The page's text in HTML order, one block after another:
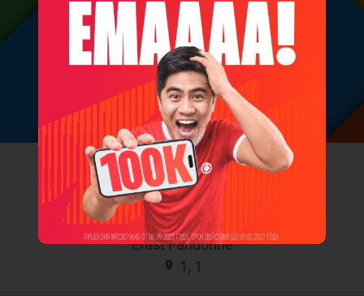
Fandorine
Erast Fandorine
location_on 1, 1